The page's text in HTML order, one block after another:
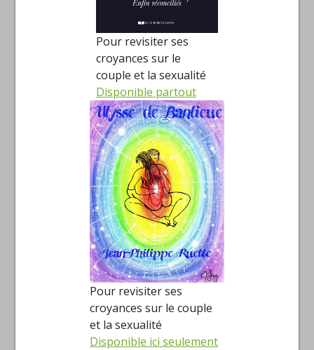
Pour revisiter ses
croyances sur le
couple et la sexualité
Disponible partout
Pour revisiter ses
croyances sur le couple
et la sexualité
Disponible ici seulement